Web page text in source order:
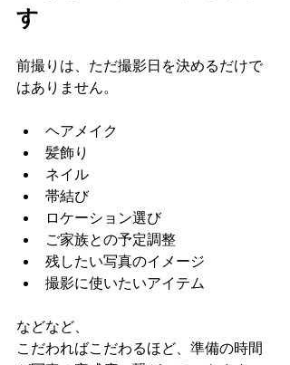
す
前撮りは、ただ撮影日を決めるだけで
はありません。
ヘアメイク
髪飾り
ネイル
帯結び
ロケーション選び
ご家族との予定調整
残したい写真のイメージ
撮影に使いたいアイテム
などなど、
こだわればこだわるほど、準備の時間